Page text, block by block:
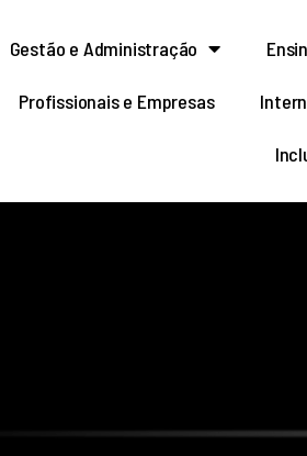
Gestão e Administração
Profissionais e Empresas